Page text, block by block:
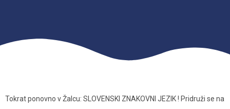
Tokrat ponovno v Žalcu: SLOVENSKI ZNAKOVNI JEZIK ! Pridruži se na